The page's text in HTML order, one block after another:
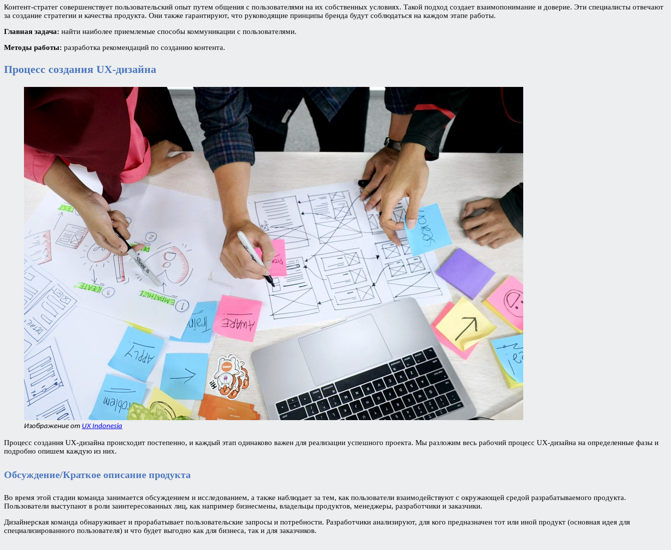
Контент-стратег совершенствует пользовательский опыт путем общения с пользователями на их собственных условиях. Такой подход создает взаимопонимание и доверие. Эти специалисты отвечают
за создание стратегии и качества продукта. Они также гарантируют, что руководящие принципы бренда будут соблюдаться на каждом этапе работы.
Главная задача: найти наиболее приемлемые способы коммуникации с пользователями.
Методы работы: разработка рекомендаций по созданию контента.
Процесс создания UX-дизайна
Изображение от UX Indonesia
Процесс создания UX-дизайна происходит постепенно, и каждый этап одинаково важен для реализации успешного проекта. Мы разложим весь рабочий процесс UX-дизайна на определенные фазы и
подробно опишем каждую из них.
Обсуждение/Краткое описание продукта
Во время этой стадии команда занимается обсуждением и исследованием, а также наблюдает за тем, как пользователи взаимодействуют с окружающей средой разрабатываемого продукта.
Пользователи выступают в роли заинтересованных лиц, как например бизнесмены, владельцы продуктов, менеджеры, разработчики и заказчики.
Дизайнерская команда обнаруживает и прорабатывает пользовательские запросы и потребности. Разработчики анализируют, для кого предназначен тот или иной продукт (основная идея для
специализированного пользователя) и что будет выгодно как для бизнеса, так и для заказчиков.